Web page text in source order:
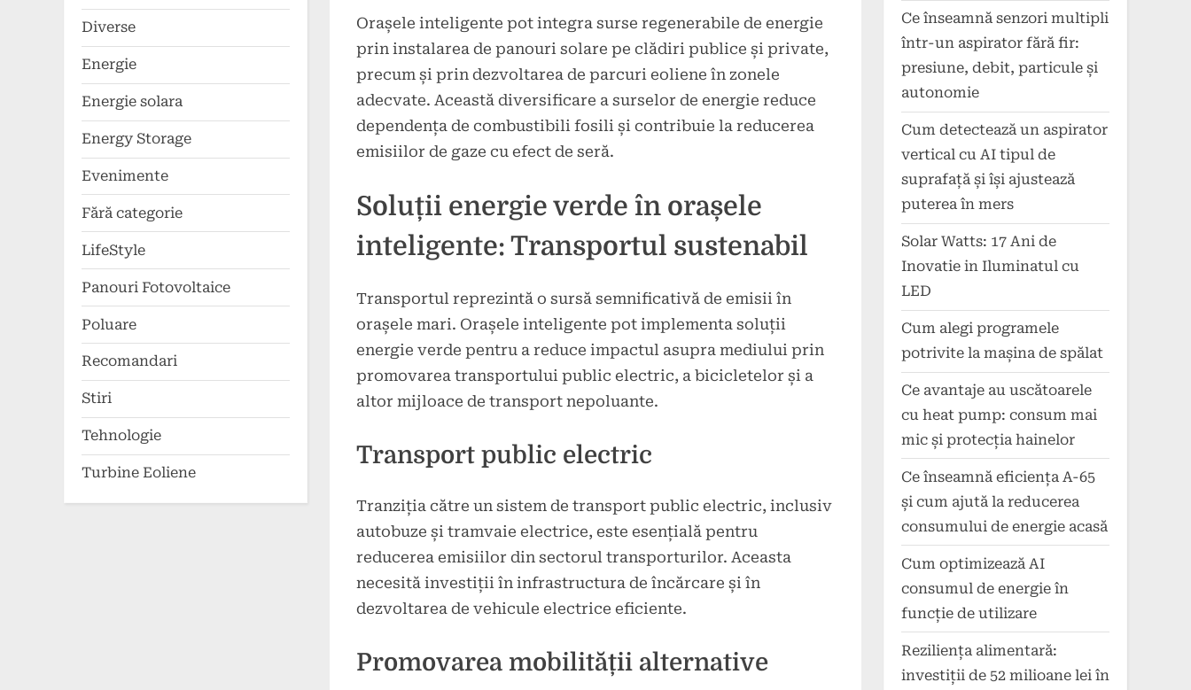
Orașele inteligente pot integra surse regenerabile de energie
prin instalarea de panouri solare pe clădiri publice și private,
precum și prin dezvoltarea de parcuri eoliene în zonele
adecvate. Această diversificare a surselor de energie reduce
dependența de combustibili fosili și contribuie la reducerea
emisiilor de gaze cu efect de seră.
Soluții energie verde în orașele
inteligente: Transportul sustenabil
Transportul reprezintă o sursă semnificativă de emisii în
orașele mari. Orașele inteligente pot implementa soluții
energie verde pentru a reduce impactul asupra mediului prin
promovarea transportului public electric, a bicicletelor și a
altor mijloace de transport nepoluante.
Transport public electric
Tranziția către un sistem de transport public electric, inclusiv
autobuze și tramvaie electrice, este esențială pentru
reducerea emisiilor din sectorul transporturilor. Aceasta
necesită investiții în infrastructura de încărcare și în
dezvoltarea de vehicule electrice eficiente.
Promovarea mobilității alternative
Diverse
Energie
Energie solara
Energy Storage
Evenimente
Fără categorie
LifeStyle
Panouri Fotovoltaice
Poluare
Recomandari
Stiri
Tehnologie
Turbine Eoliene
Ce înseamnă senzori multipli
într-un aspirator fără fir:
presiune, debit, particule și
autonomie
Cum detectează un aspirator
vertical cu AI tipul de
suprafață și își ajustează
puterea în mers
Solar Watts: 17 Ani de
Inovatie in Iluminatul cu
LED
Cum alegi programele
potrivite la mașina de spălat
Ce avantaje au uscătoarele
cu heat pump: consum mai
mic și protecția hainelor
Ce înseamnă eficiența A-65
și cum ajută la reducerea
consumului de energie acasă
Cum optimizează AI
consumul de energie în
funcție de utilizare
Reziliența alimentară:
investiții de 52 milioane lei în